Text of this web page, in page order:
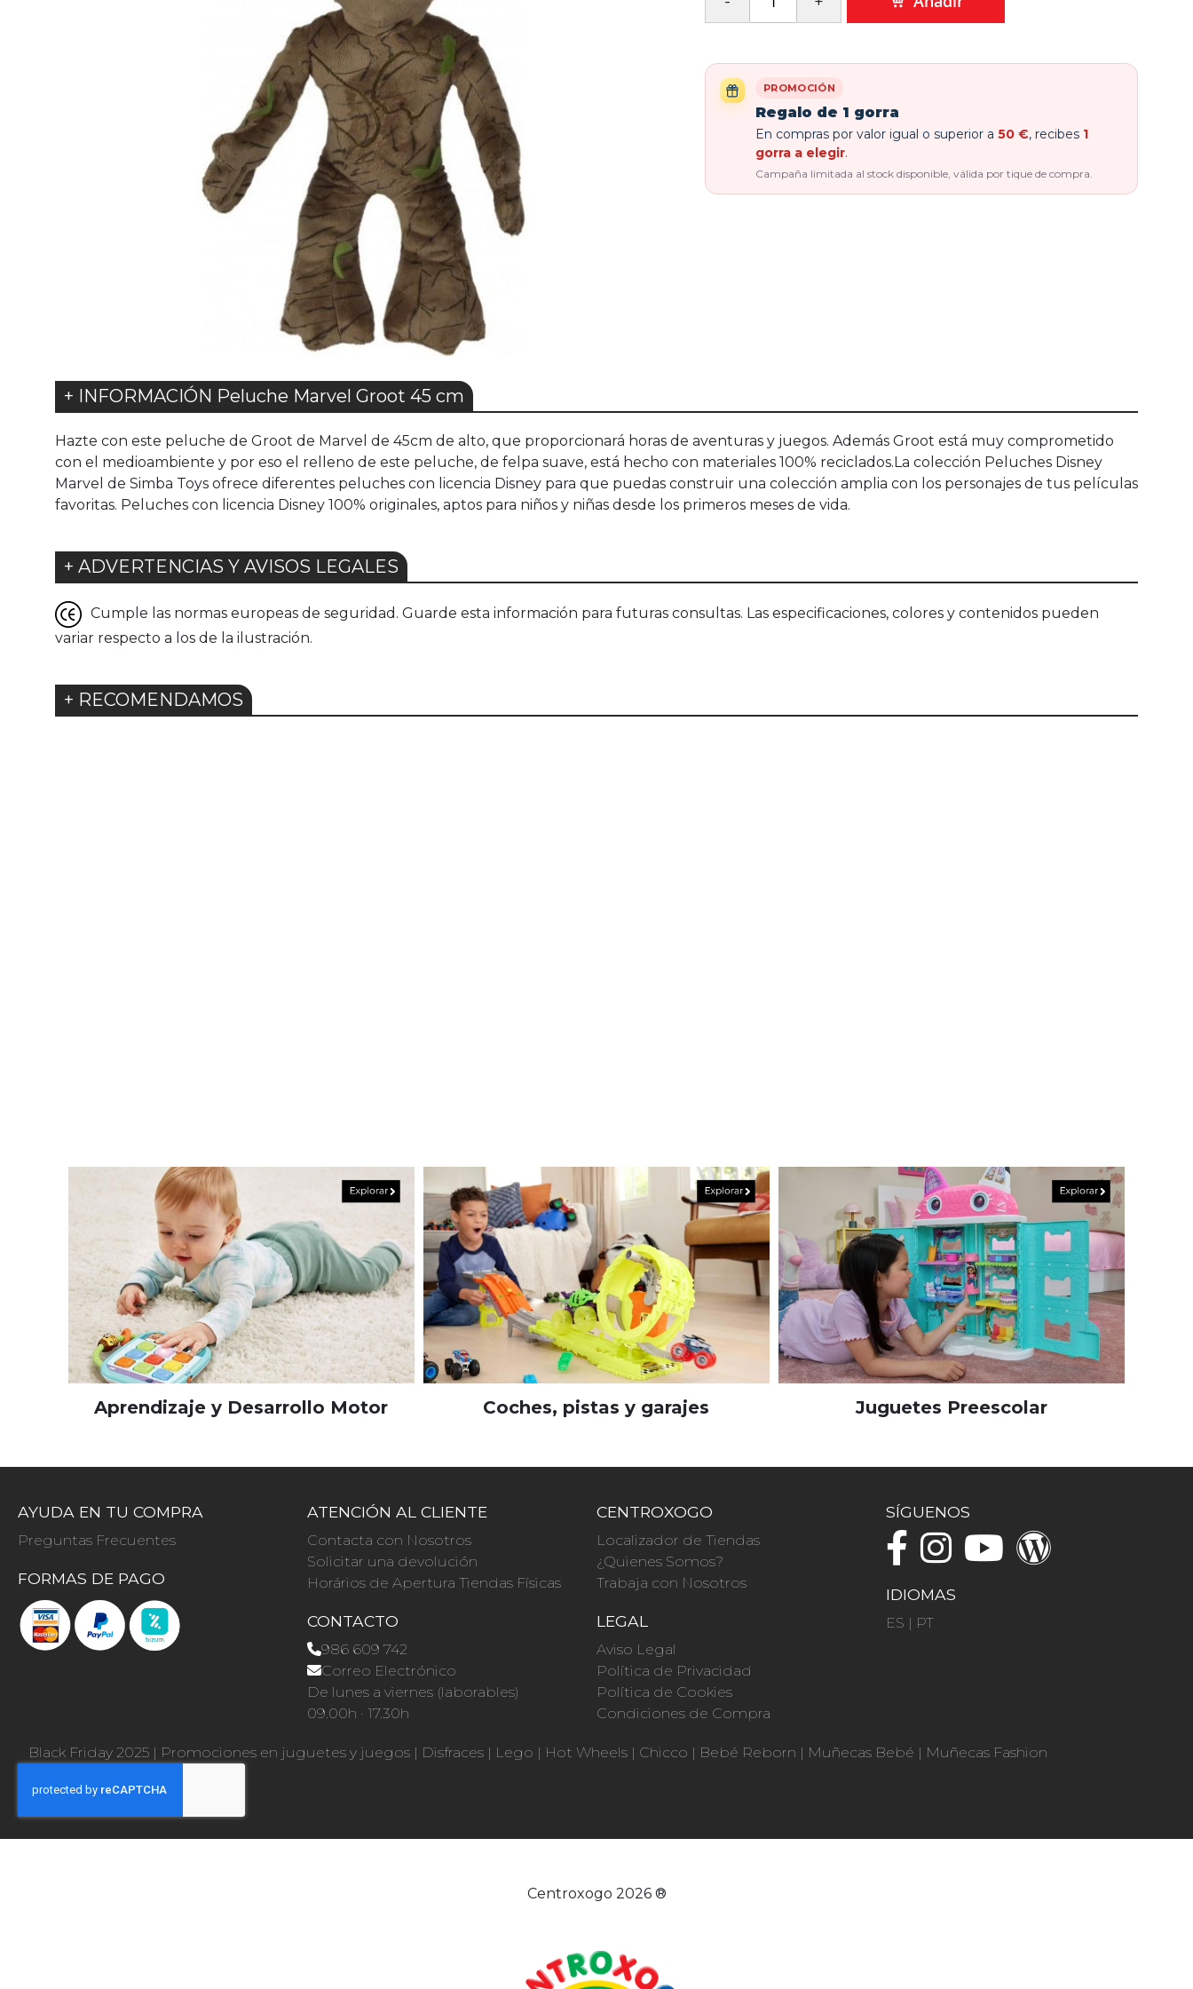
PROMOCIÓN
Regalo de 1 gorra
En compras por valor igual o superior a 50 €, recibes 1
gorra a elegir.
Campaña limitada al stock disponible, válida por tique de compra.
+ INFORMACIÓN Peluche Marvel Groot 45 cm
Hazte con este peluche de Groot de Marvel de 45cm de alto, que proporcionará horas de aventuras y juegos. Además Groot está muy comprometido
con el medioambiente y por eso el relleno de este peluche, de felpa suave, está hecho con materiales 100% reciclados.La colección Peluches Disney
Marvel de Simba Toys ofrece diferentes peluches con licencia Disney para que puedas construir una colección amplia con los personajes de tus películas
favoritas. Peluches con licencia Disney 100% originales, aptos para niños y niñas desde los primeros meses de vida.
+ ADVERTENCIAS Y AVISOS LEGALES
Cumple las normas europeas de seguridad. Guarde esta información para futuras consultas. Las especificaciones, colores y contenidos pueden
variar respecto a los de la ilustración.
+ RECOMENDAMOS
Aprendizaje y Desarrollo Motor Coches, pistas y garajes Juguetes Preescolar
AYUDA EN TU COMPRA
Preguntas Frecuentes
FORMAS DE PAGO
ATENCIÓN AL CLIENTE
Contacta con Nosotros
Solicitar una devolución
Horários de Apertura Tiendas Físicas
CONTACTO
986 609 742
Correo Electrónico
De lunes a viernes (laborables)
09.00h · 17.30h
CENTROXOGO
Localizador de Tiendas
¿Quienes Somos?
Trabaja con Nosotros
LEGAL
Aviso Legal
Política de Privacidad
Política de Cookies
Condiciones de Compra
SÍGUENOS
IDIOMAS
ES | PT
Black Friday 2025 | Promociones en juguetes y juegos | Disfraces | Lego | Hot Wheels | Chicco | Bebé Reborn | Muñecas Bebé | Muñecas Fashion
Centroxogo 2026 ®